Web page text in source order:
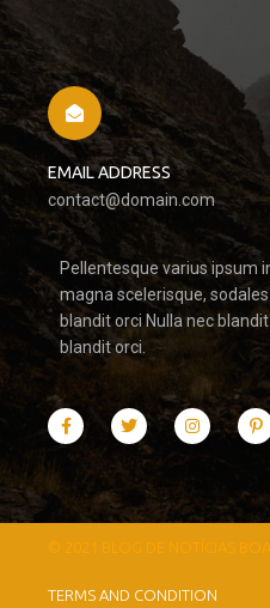
EMAIL ADDRESS
contact@domain.com
Pellentesque varius ipsum
magna scelerisque,
blandit orci Nulla nec
blandit orci.
© 2021 BLOG DE NOTÍCIAS
TERMS AND CONDITION